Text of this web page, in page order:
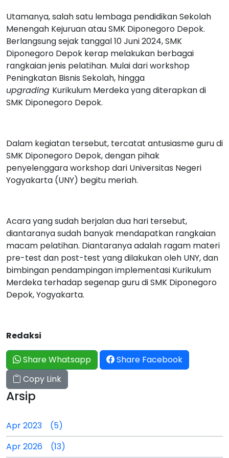
Utamanya, salah satu lembaga pendidikan Sekolah
Menengah Kejuruan atau SMK Diponegoro Depok.
Berlangsung sejak tanggal 10 Juni 2024, SMK
Diponegoro Depok kerap melakukan berbagai
rangkaian jenis pelatihan. Mulai dari workshop
Peningkatan Bisnis Sekolah, hingga
upgrading Kurikulum Merdeka yang diterapkan di
SMK Diponegoro Depok.
Dalam kegiatan tersebut, tercatat antusiasme guru di
SMK Diponegoro Depok, dengan pihak
penyelenggara workshop dari Universitas Negeri
Yogyakarta (UNY) begitu meriah.
Acara yang sudah berjalan dua hari tersebut,
diantaranya sudah banyak mendapatkan rangkaian
macam pelatihan. Diantaranya adalah ragam materi
pre-test dan post-test yang dilakukan oleh UNY, dan
bimbingan pendampingan implementasi Kurikulum
Merdeka terhadap segenap guru di SMK Diponegoro
Depok, Yogyakarta.
Redaksi
Share Whatsapp
Share Facebook
Copy Link
Arsip
Apr 2023 (5)
Apr 2026 (13)